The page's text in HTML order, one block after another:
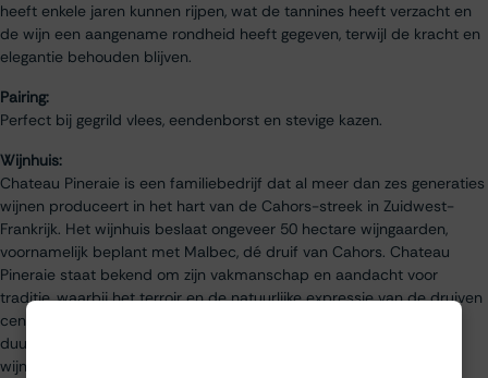
heeft enkele jaren kunnen rijpen, wat de tannines heeft verzacht en
de wijn een aangename rondheid heeft gegeven, terwijl de kracht en
elegantie behouden blijven.
Pairing:
Perfect bij gegrild vlees, eendenborst en stevige kazen.
Wijnhuis:
Chateau Pineraie is een familiebedrijf dat al meer dan zes generaties
wijnen produceert in het hart van de Cahors-streek in Zuidwest-
Frankrijk. Het wijnhuis beslaat ongeveer 50 hectare wijngaarden,
voornamelijk beplant met Malbec, dé druif van Cahors. Chateau
Pineraie staat bekend om zijn vakmanschap en aandacht voor
traditie, waarbij het terroir en de natuurlijke expressie van de druiven
centraal staan in het productieproces. Het domein werkt met
duurzame landbouwmethoden en streeft ernaar om authentieke
wijnen te creëren die het unieke karakter van de Cahors-regio